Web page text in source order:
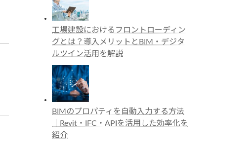
工場建設におけるフロントローディン
グとは？導入メリットとBIM・デジタ
ルツイン活用を解説
BIMのプロパティを自動入力する方法
｜Revit・IFC・APIを活用した効率化を
紹介